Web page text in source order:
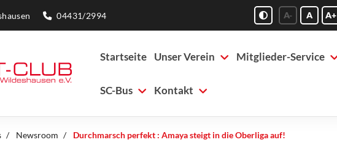
04431/2994 A- A A+
Startseite Unser Verein Mitglieder-Service
SC-Bus Kontakt
Newsroom Durchmarsch perfekt : Amaya steigt in die Oberliga auf!